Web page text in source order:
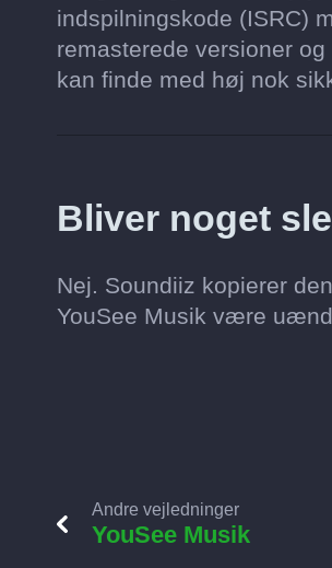
indspilningskode (ISRC)
remasterede versioner
kan finde med høj nok
Bliver noget
Nej. Soundiiz kopierer
YouSee Musik være
Andre vejledninger
YouSee Musik